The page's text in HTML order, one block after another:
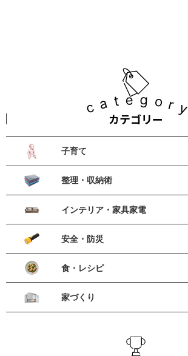
category
カテゴリー
子育て
整理・収納術
インテリア・家具家電
安全・防災
食・レシピ
家づくり